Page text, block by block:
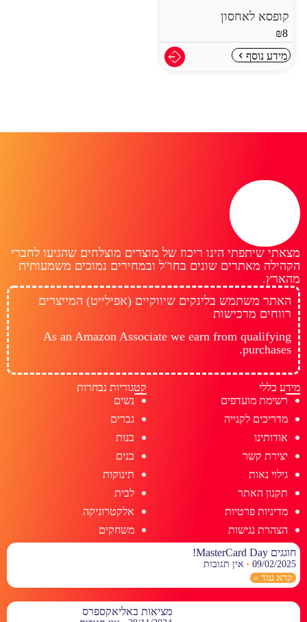
קופסא לאחסון
₪8
מידע נוסף
מצאתי שיתפתי הינו ריכוז של מוצרים מוצלחים שהגיעו לחברי
הקהילה מאתרים שונים בחו"ל ובמחירים נמוכים משמעותית
מהארץ.
האתר משתמש בלינקים שיווקיים (אפילייט) המייצרים
רווחים מרכישות
As an Amazon Associate we earn from qualifying
purchases.
מידע כללי
רשימת מועדפים
מדריכים לקנייה
אודותינו
יצירת קשר
גילוי נאות
תקנון האתר
מדיניות פרטיות
הצהרת נגישות
קטגוריות נבחרות
נשים
גברים
בנות
בנים
תינוקות
לבית
אלקטרוניקה
משחקים
חוגגים MasterCard Day!
09/02/2025
אין תגובות
קרא עוד »
מציאות באליאקספרס